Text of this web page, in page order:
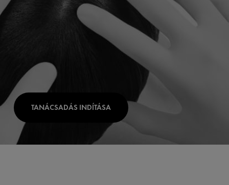
TANÁCSADÁS INDÍTÁSA